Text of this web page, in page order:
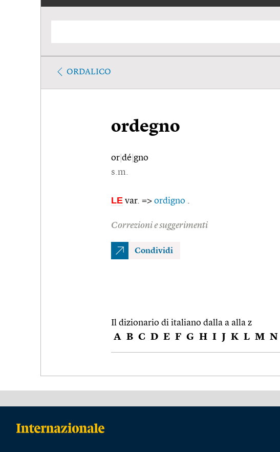
ORDALICO
ordegno
or dé gno
s.m.
LE var. => ordigno .
Correzioni e suggerimenti
Condividi
Il dizionario di italiano dalla a alla z
A B C D E F G H I J K L M N